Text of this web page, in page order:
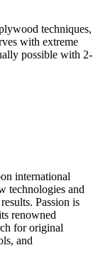
techniques,
with extreme
possible with 2-
international
technologies and
Passion is
renowned
for original
and